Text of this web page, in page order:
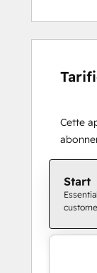
Cette
Start